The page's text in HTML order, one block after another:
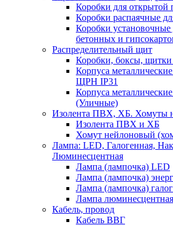
Коробки для открытой
Коробки распаячные
Коробки
бетонных и
Распределительный щит
Коробки, боксы,
Корпуса
ЩРН IP31
Корпуса
(Уличные)
Изолента ПВХ, ХБ. Хомуты
Изолента ПВХ и ХБ
Хомут нейлоновый
Лампа: LED, Галогенная,
Люминесцентная
Лампа (лампочка) LED
Лампа (лампочка)
Лампа (лампочка)
Лампа люминесцентная
Кабель, провод
Кабель ВВГ